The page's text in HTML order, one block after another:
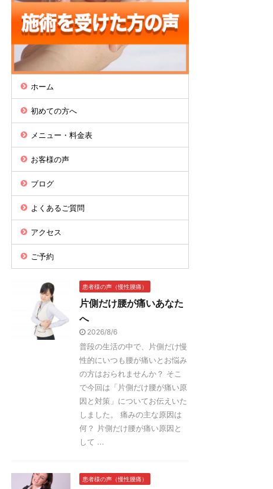
ホーム
初めての方へ
メニュー・料金表
お客様の声
ブログ
よくあるご質問
アクセス
ご予約
患者様の声（慢性腰痛）
片側だけ腰が痛いあなた
へ
2026/8/6
普段の生活の中で、片側だけ慢
性的にいつも腰が痛いとお悩み
の方はおられませんか？ そこ
で今回は「片側だけ腰が痛い原
因と対策」についてお伝えいた
しました。 痛みの主な原因は
何？ 片側だけ腰が痛い原因と
して ...
患者様の声（慢性腰痛）